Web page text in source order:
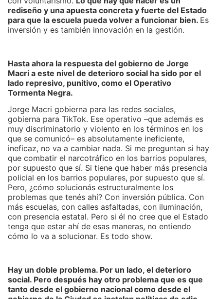
rediseño y una apuesta concreta y fuerte del Estado
para que la escuela pueda volver a funcionar bien. Es
inversión y es también innovación en la gestión.
Hasta ahora la respuesta del gobierno de Jorge
Macri a este nivel de deterioro social ha sido por el
lado represivo, punitivo, como el Operativo
Tormenta Negra.
Jorge Macri gobierna para las redes sociales,
gobierna para TikTok. Ese operativo –que además es
muy discriminatorio y violento en los términos en los
que se comunicó– es absolutamente ineficiente,
ineficaz, no va a cambiar nada. Si me preguntan si hay
que combatir el narcotráfico en los barrios populares,
por supuesto que sí. Si tiene que haber más presencia
policial en los barrios populares, por supuesto que sí.
Pero, ¿cómo solucionás estructuralmente los
problemas que tenés ahí? Con inversión pública. Con
más escuelas, con calles asfaltadas, con iluminación,
con presencia estatal. Pero si él no cree que el Estado
tenga que estar ahí de esas maneras, no entiendo
cómo lo va a solucionar. Es todo show.
Hay un doble problema. Por un lado, el deterioro
social. Pero después hay otro problema que es que
tanto desde el gobierno nacional como desde el